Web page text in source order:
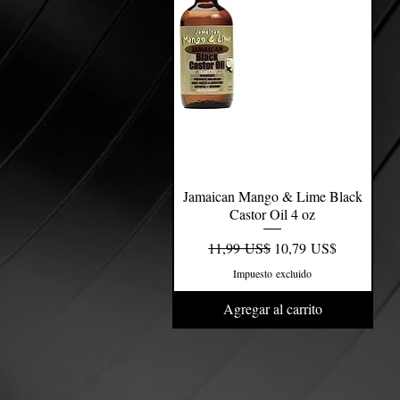
Vista rápida
Jamaican Mango & Lime Black
Castor Oil 4 oz
Precio
11,99 US$ Precio de oferta
10,79 US$
Impuesto excluido
Agregar al carrito